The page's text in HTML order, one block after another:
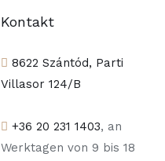
Kontakt
8622 Szántód, Parti
Villasor 124/B
+36 20 231 1403, an
Werktagen von 9 bis 18